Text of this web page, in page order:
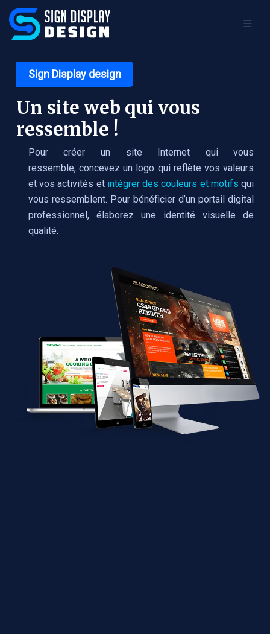
Sign Display design
Un site web qui vous
ressemble !
Pour créer un site Internet qui vous
ressemble, concevez un logo qui reflète vos valeurs
et vos activités etintégrer des couleurs et motifs qui
vous ressemblent. Pour bénéficier d’un portail digital
professionnel, élaborez une identité visuelle de
qualité.